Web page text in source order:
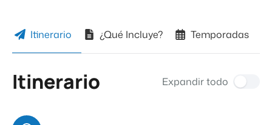
Ciudad de Llegada
Itinerario ¿Qué Incluye? Temporadas
Itinerario Expandir todo